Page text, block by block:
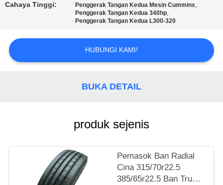
PENAWARAN
SITEMAP
Cahaya Tinggi: Penggerak Tangan Kedua Mesin Cummins,
Penggerak Tangan Kedua 340hp,
Penggerak Tangan Kedua L300-320
HUBUNGI KAMI!
BUKA DETAIL
produk sejenis
Pemasok Ban Radial
Cina 315/70r22.5
385/65r22.5 Ban Truk